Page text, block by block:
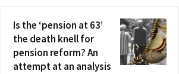
Is the ‘pension at 63’
the death knell for
pension reform? An
attempt at an analysis